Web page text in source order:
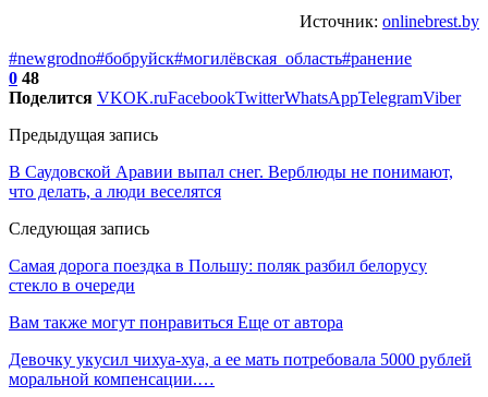
Источник: onlinebrest.by
#newgrodno#бобруйск#могилёвская_область#ранение
0 48
Поделится VKOK.ruFacebookTwitterWhatsAppTelegramViber
Предыдущая запись
В Саудовской Аравии выпал снег. Верблюды не понимают,
что делать, а люди веселятся
Следующая запись
Самая дорога поездка в Польшу: поляк разбил белорусу
стекло в очереди
Вам также могут понравиться Еще от автора
Девочку укусил чихуа-хуа, а ее мать потребовала 5000 рублей
моральной компенсации.…